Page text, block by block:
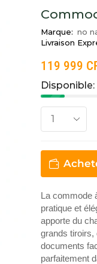
Marque: no
Livraison
119 999
Disponible:
La commode
pratique et
apporte du
grands tiroirs,
documents
parfaitement